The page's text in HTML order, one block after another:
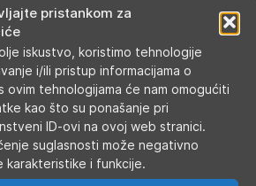
pristankom za
iskustvo, koristimo tehnologije
i/ili pristup informacijama o
ovim tehnologijama će nam omogućiti
kao što su ponašanje pri
ID-ovi na ovoj web stranici.
suglasnosti može negativno
i funkcije.
Atomizeri sa samoizradom grijača